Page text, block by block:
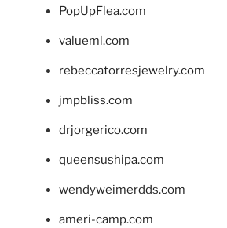
PopUpFlea.com
valueml.com
rebeccatorresjewelry.com
jmpbliss.com
drjorgerico.com
queensushipa.com
wendyweimerdds.com
ameri-camp.com